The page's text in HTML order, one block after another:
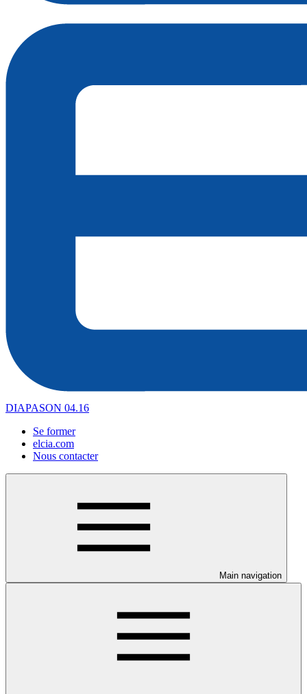
DIAPASON 04.16
Se former
elcia.com
Nous contacter
Main navigation